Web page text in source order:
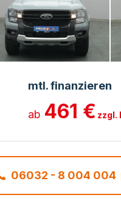
mtl. finanzieren
ab 461 € zzgl.
06032 - 8 004 004